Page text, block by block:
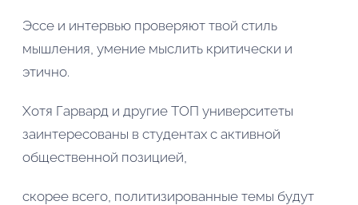
Эссе и интервью проверяют твой стиль
мышления, умение мыслить критически и
этично.
Хотя Гарвард и другие ТОП университеты
заинтересованы в студентах с активной
общественной позицией,
скорее всего, политизированные темы будут